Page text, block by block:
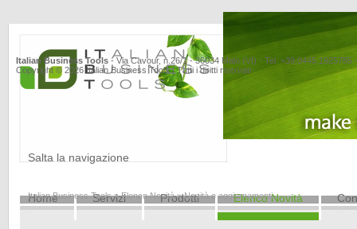
Salta la navigazione
Home Servizi Prodotti Elenco Novità
Italian Business Tools>Elenco Novità>Novità e aggiornamenti
Italian Business Tools - Via Cavour, n.26/1 - 36034 Malo (VI) - Tel.
Copyright © 2026 Italian Business Tools | Tutti i diritti riservati